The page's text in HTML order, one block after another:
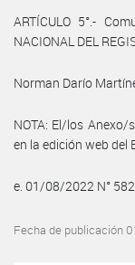
ARTÍCULO 5°.-
NACIONAL DEL
Norman Darío
NOTA: El/los
en la edición web del
e. 01/08/2022 N°
Fecha de publicación